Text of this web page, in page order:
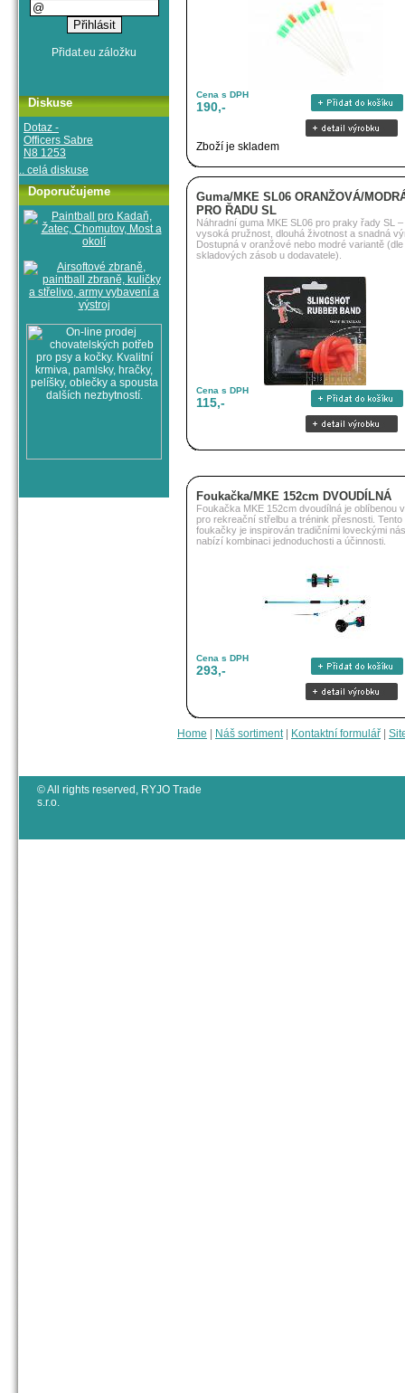
Cena s DPH
190,-
Zboží je skladem
Guma/MKE SL06 ORANŽOVÁ/
PRO ŘADU SL
Náhradní guma MKE SL06 pro praky řady SL –
vysoká pružnost, dlouhá životnost a snadná
Dostupná v oranžové nebo modré variantě (dle
skladových zásob u dodavatele).
Cena s DPH
115,-
Foukačka/MKE 152cm DVOUDÍLNÁ
Foukačka MKE 152cm dvoudílná je oblíbenou
pro rekreační střelbu a trénink přesnosti. Tento
foukačky je inspirován tradičními loveckými
nabízí kombinaci jednoduchosti a účinnosti.
Cena s DPH
293,-
Home Náš sortiment| Kontaktní formulář
Diskuse
Dotaz -
Officers Sabre
N8 1253
.. celá diskuse
Doporučujeme
© All rights reserved, RYJO Trade
s.r.o.